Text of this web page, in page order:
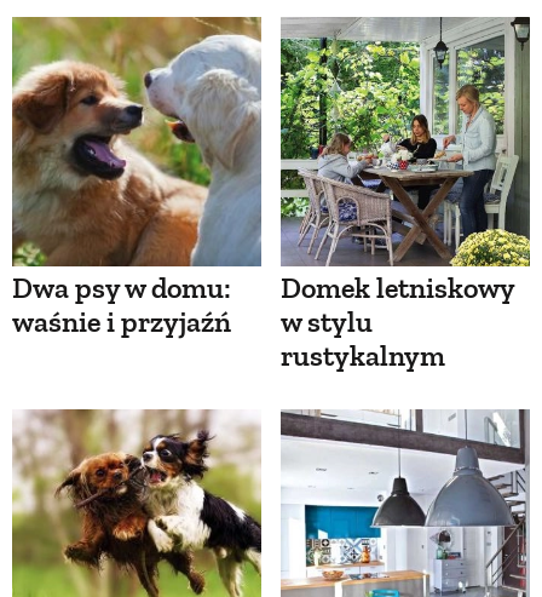
Dwa psy w domu:
waśnie i przyjaźń
Domek letniskowy
w stylu
rustykalnym